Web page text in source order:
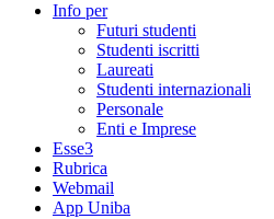
Info per
Futuri studenti
Studenti iscritti
Laureati
Studenti internazionali
Personale
Enti e Imprese
Esse3
Rubrica
Webmail
App Uniba